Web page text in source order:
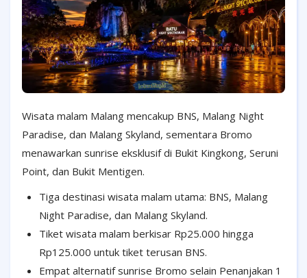
Wisata malam Malang mencakup BNS, Malang Night
Paradise, dan Malang Skyland, sementara Bromo
menawarkan sunrise eksklusif di Bukit Kingkong, Seruni
Point, dan Bukit Mentigen.
Tiga destinasi wisata malam utama: BNS, Malang
Night Paradise, dan Malang Skyland.
Tiket wisata malam berkisar Rp25.000 hingga
Rp125.000 untuk tiket terusan BNS.
Empat alternatif sunrise Bromo selain Penanjakan 1